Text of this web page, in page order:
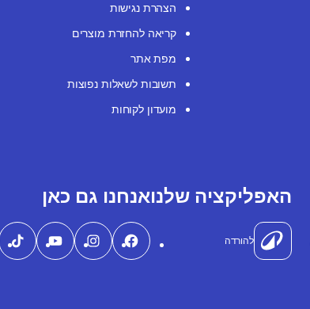
הצהרת נגישות
קריאה להחזרת מוצרים
מפת אתר
תשובות לשאלות נפוצות
מועדון לקוחות
האפליקציה שלנו
להורדה
אנחנו גם כאן